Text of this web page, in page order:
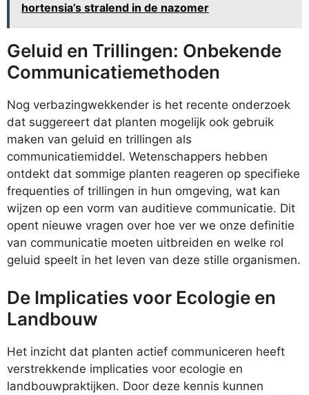
hortensia’s stralend in de nazomer
Geluid en Trillingen: Onbekende
Communicatiemethoden
Nog verbazingwekkender is het recente onderzoek
dat suggereert dat planten mogelijk ook gebruik
maken van geluid en trillingen als
communicatiemiddel. Wetenschappers hebben
ontdekt dat sommige planten reageren op specifieke
frequenties of trillingen in hun omgeving, wat kan
wijzen op een vorm van auditieve communicatie. Dit
opent nieuwe vragen over hoe ver we onze definitie
van communicatie moeten uitbreiden en welke rol
geluid speelt in het leven van deze stille organismen.
De Implicaties voor Ecologie en
Landbouw
Het inzicht dat planten actief communiceren heeft
verstrekkende implicaties voor ecologie en
landbouwpraktijken. Door deze kennis kunnen